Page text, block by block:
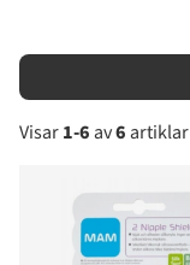
Visar1-6 av6 artiklar